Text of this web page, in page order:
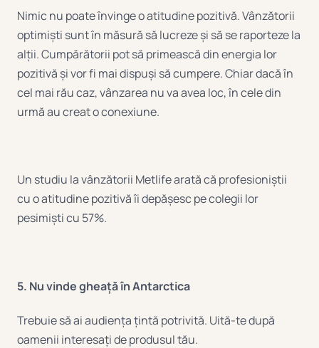
Nimic nu poate învinge o atitudine pozitivă. Vânzătorii
optimiști sunt în măsură să lucreze și să se raporteze la
alții. Cumpărătorii pot să primească din energia lor
pozitivă și vor fi mai dispuși să cumpere. Chiar dacă în
cel mai rău caz, vânzarea nu va avea loc, în cele din
urmă au creat o conexiune.
Un studiu la vânzătorii Metlife arată că profesioniștii
cu o atitudine pozitivă îi depășesc pe colegii lor
pesimiști cu 57%.
5. Nu vinde gheață în Antarctica
Trebuie să ai audiența țintă potrivită. Uită-te după
oamenii interesați de produsul tău.